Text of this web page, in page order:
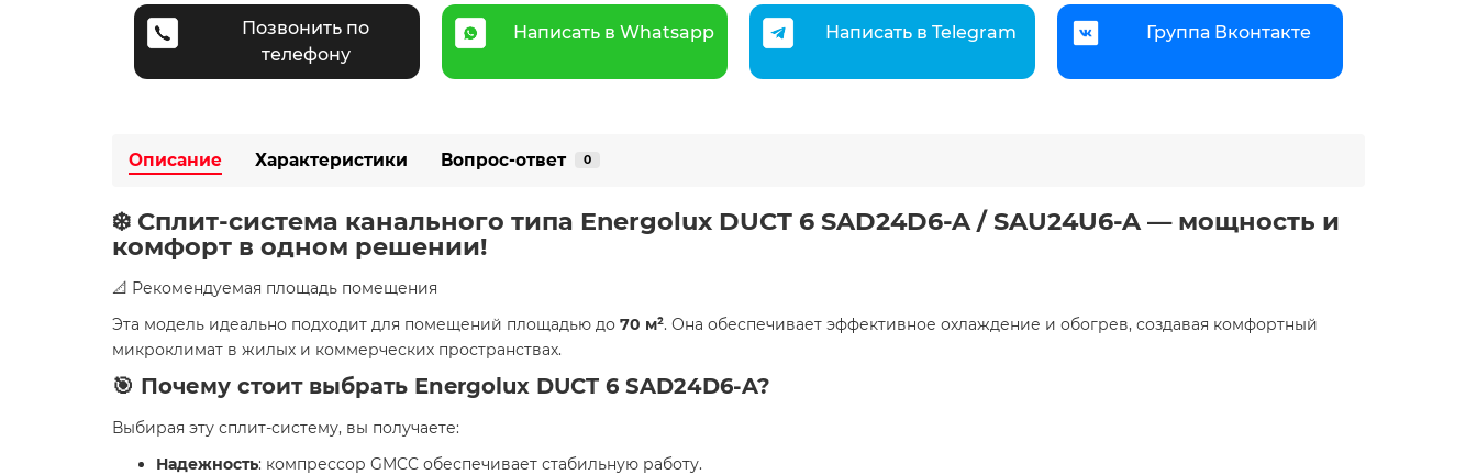
Позвонить по
телефону
Написать в Whatsapp Написать в Telegram Группа Вконтакте
Описание Характеристики Вопрос-ответ 0
❄️ Сплит-система канального типа Energolux DUCT 6 SAD24D6-A / SAU24U6-A — мощность и
комфорт в одном решении!
📐 Рекомендуемая площадь помещения
Эта модель идеально подходит для помещений площадью до 70 м². Она обеспечивает эффективное охлаждение и обогрев, создавая комфортный
микроклимат в жилых и коммерческих пространствах.
🎯 Почему стоит выбрать Energolux DUCT 6 SAD24D6-A?
Выбирая эту сплит-систему, вы получаете:
Надежность: компрессор GMCC обеспечивает стабильную работу.